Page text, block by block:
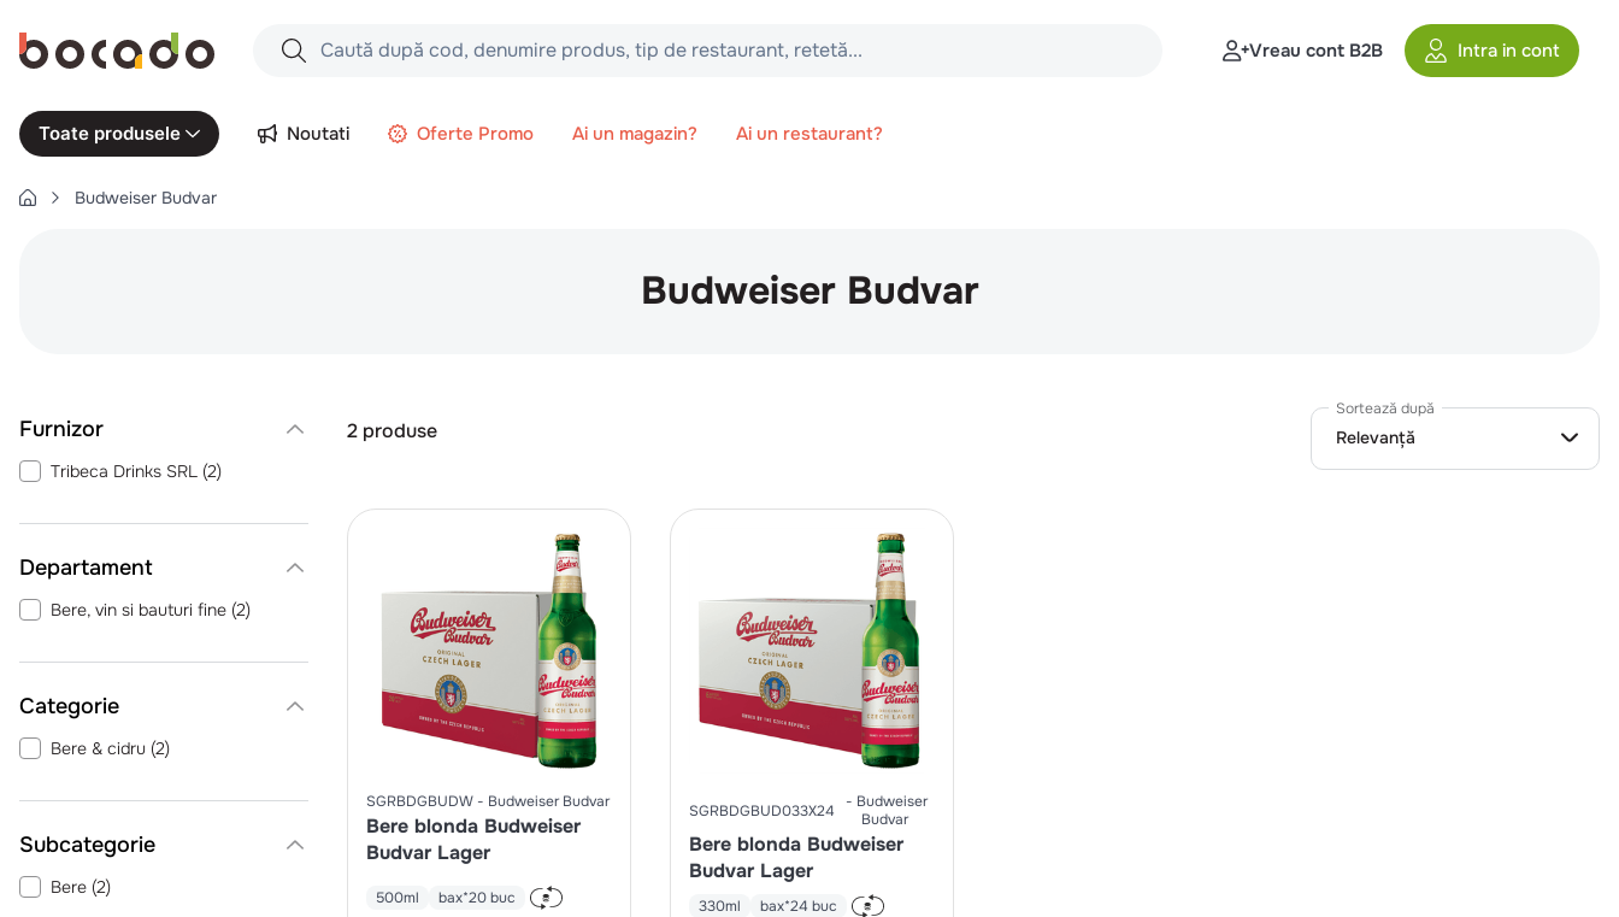
Caută după cod, denumire produs, tip de restaurant, retetă...
Căutări populare
10.pizza
Vreau cont B2B Intra in cont
Toate produsele Noutati Oferte Promo Ai un magazin? Ai un restaurant?
Budweiser Budvar
Budweiser Budvar
Tribeca Drinks SRL (2)
Departament
Bere, vin si bauturi fine (2)
Categorie
Bere & cidru (2)
Bere (2)
2 produse
Sortează după
Relevanță
SGRBDGBUDW Budweiser Budvar
Bere blonda Budweiser
Budvar Lager
500ml bax*20 buc
SGRBDGBUD033X24
Budweiser
Budvar
Bere blonda Budweiser
Budvar Lager
330ml bax*24 buc